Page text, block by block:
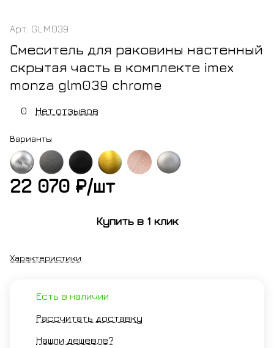
Арт. GLM039
Смеситель для раковины настенный
скрытая часть в комплекте imex
monza glm039 chrome
0 Нет отзывов
Варианты
оружейная
черныйзолотозолото
брашированное
22 070 ₽/шт
Купить в 1 клик
Характеристики
Есть в наличии
Рассчитать доставку
Нашли дешевле?